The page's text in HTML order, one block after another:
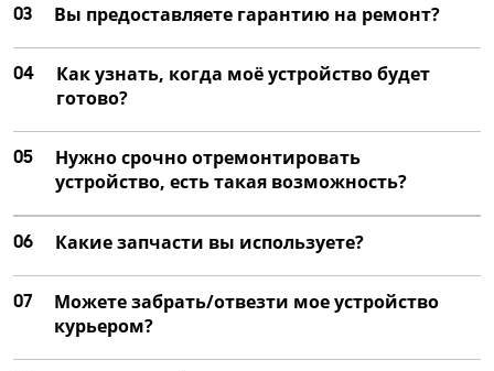
03 Вы предоставляете гарантию на ремонт?
04
Как узнать, когда моё устройство будет
готово?
05
Нужно срочно отремонтировать
устройство, есть такая возможность?
06 Какие запчасти вы используете?
07
Можете забрать/отвезти мое устройство
курьером?